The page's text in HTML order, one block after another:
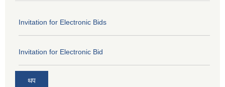
Invitation for Electronic Bids
Invitation for Electronic Bid
थप